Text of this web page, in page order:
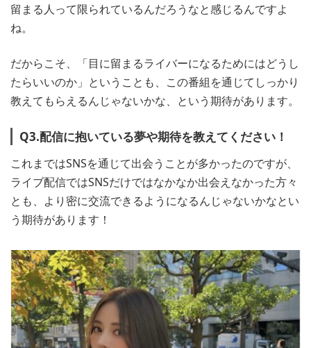
留まる人って限られているんだろうなと感じるんですよ
ね。
だからこそ、「目に留まるライバーになるためにはどうし
たらいいのか」ということも、この番組を通じてしっかり
教えてもらえるんじゃないかな、という期待があります。
Q3.配信に抱いている夢や期待を教えてください！
これまではSNSを通じて出会うことが多かったのですが、
ライブ配信ではSNSだけではなかなか出会えなかった方々
とも、より密に交流できるようになるんじゃないかなとい
う期待があります！